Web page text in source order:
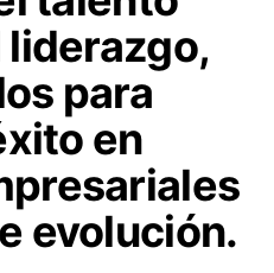
liderazgo,
para
en
evolución.